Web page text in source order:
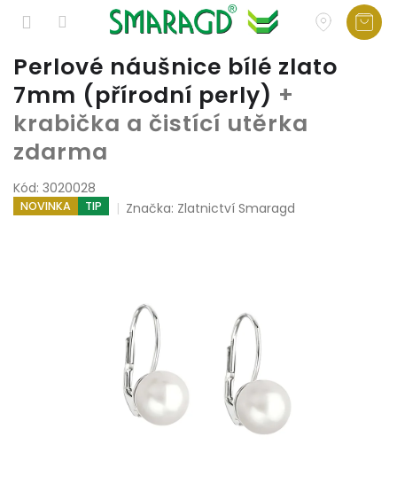
Přejít
obsah
Perlové náušnice bílé zlato
7mm (přírodní perly) +
krabička a čistící utěrka
zdarma
Kód: 3020028
NOVINKA TIP Značka: Zlatnictví Smaragd